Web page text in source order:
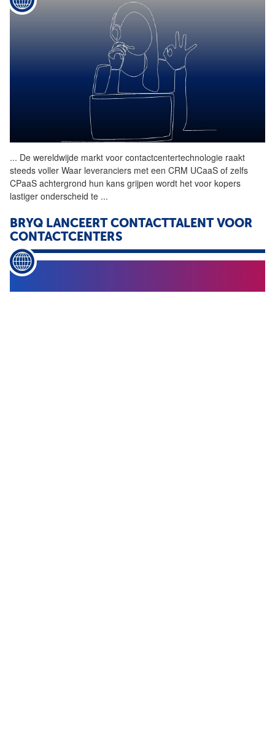
... De wereldwijde markt voor contactcentertechnologie raakt
steeds voller Waar leveranciers met een CRM UCaaS of zelfs
CPaaS achtergrond hun kans grijpen wordt het voor kopers
lastiger onderscheid te ...
BRYQ LANCEERT CONTACTTALENT VOOR
CONTACTCENTERS